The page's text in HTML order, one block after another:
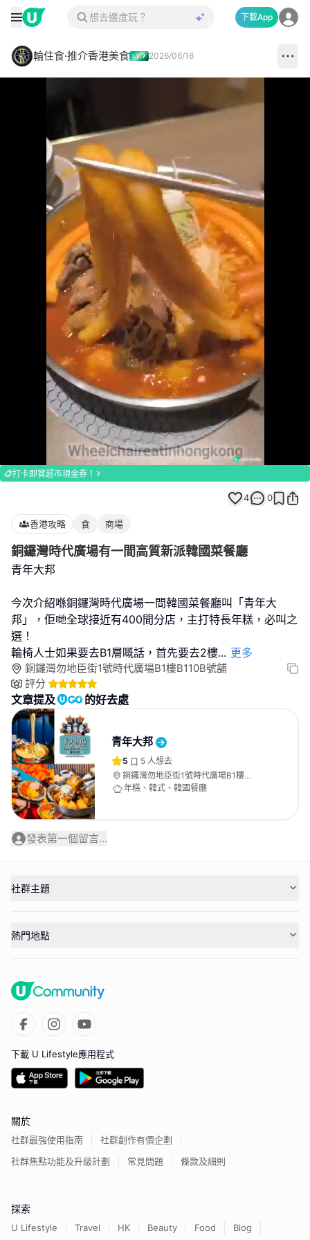
下載App
輪住食·推介香港美食 2026/06/16
Loaded:
100.00%
打卡即賞超市現金券！
4 0
香港攻略 食 商場
銅鑼灣時代廣場有一間高質新派韓國菜餐廳
青年大邦
今次介紹喺銅鑼灣時代廣場一間韓國菜餐廳叫「青年大
邦」，佢哋全球接近有400間分店，主打特長年糕，必叫之
選！
輪椅人士如果要去B1層嘅話，首先要去2樓... 更多
銅鑼灣勿地臣街1號時代廣場B1樓B110B號舖
評分
文章提及 的好去處
青年大邦
5 5 人想去
銅鑼灣勿地臣街1號時代廣場B1樓
B110B號舖
年糕、韓式、韓國餐廳
發表第一個留言...
社群主題
熱門地點
下載 U Lifestyle應用程式
關於
社群最強使用指南
社群創作有價企劃
社群焦點功能及升級計劃
常見問題 條款及細則
探索
U Lifestyle Travel HK Beauty Food Blog